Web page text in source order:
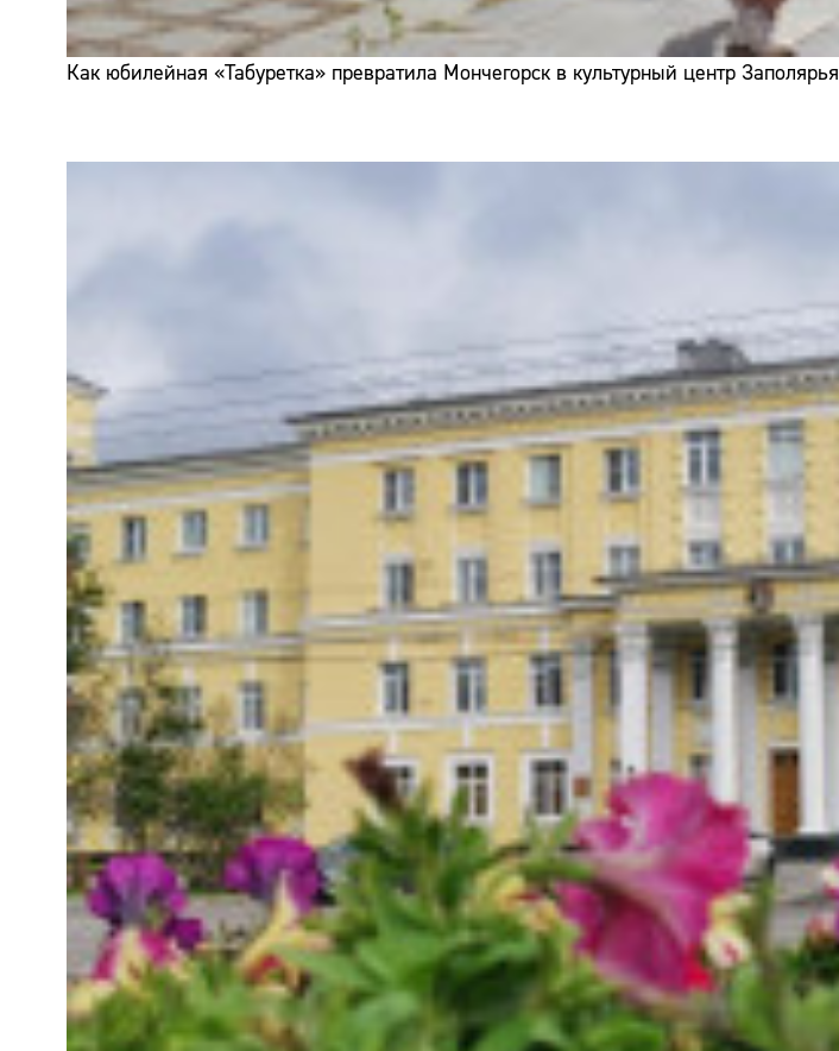
Как юбилейная «Табуретка» превратила Мончегорск в культурный центр Заполярья